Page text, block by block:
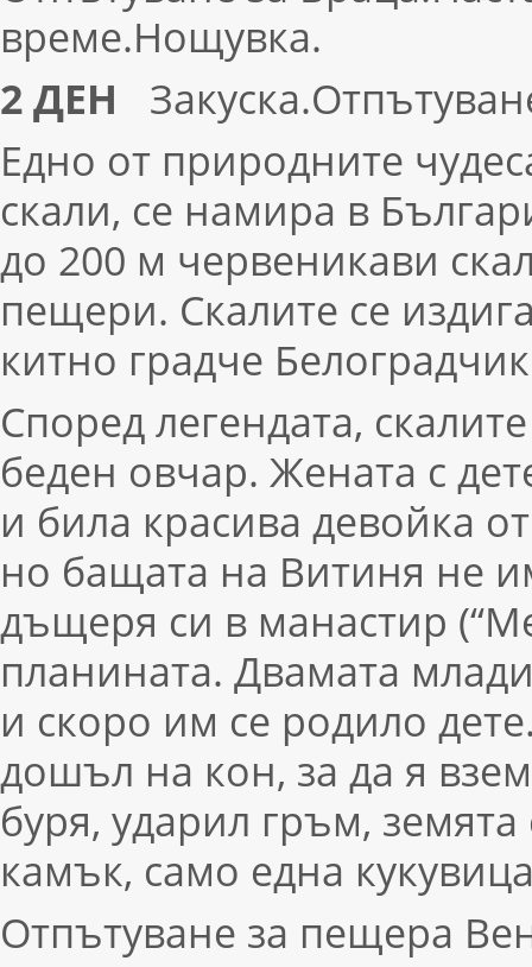
време.Нощувка.
2 ДЕН
Едно от природните
скали, се намира в
до 200 м червеникави
пещери. Скалите се
китно градче
Според легендата,
беден овчар. Жената с
и била красива девойка
но бащата на Витиня не
дъщеря си в манастир
планината. Двамата
и скоро им се родило
дошъл на кон, за да я
буря, ударил гръм,
камък, само една
Отпътуване за пещера